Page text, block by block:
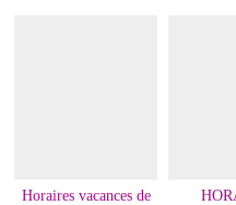
Horaires vacances de